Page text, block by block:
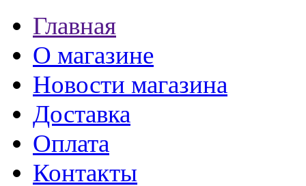
Главная
О магазине
Новости магазина
Доставка
Оплата
Контакты